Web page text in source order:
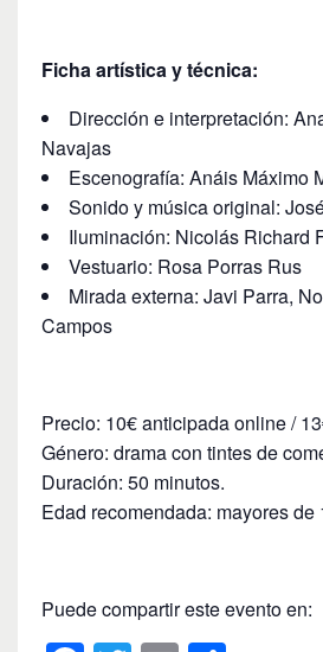
Ficha artística y técnica:
Dirección e interpretación:
Navajas
Escenografía: Anáis Máximo
Sonido y música original:
Iluminación: Nicolás Richard
Vestuario: Rosa Porras Rus
Mirada externa: Javi Parra,
Campos
Precio: 10€ anticipada online /
Género: drama con tintes de
Duración: 50 minutos.
Edad recomendada: mayores de
Puede compartir este evento en: